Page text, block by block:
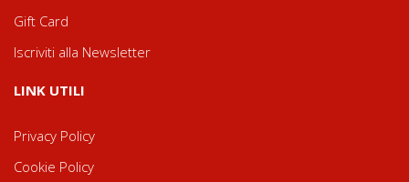
Gift Card
Iscriviti alla Newsletter
LINK UTILI
Privacy Policy
Cookie Policy